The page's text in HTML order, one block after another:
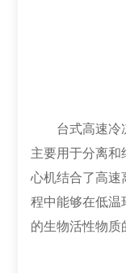
台式高速冷冻
主要用于分离和
心机结合了高速
程中能够在低温
的生物活性物质